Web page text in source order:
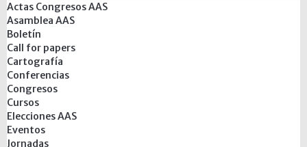
Actas Congresos AAS
Asamblea AAS
Boletín
Call for papers
Cartografía
Conferencias
Congresos
Cursos
Elecciones AAS
Eventos
Jornadas